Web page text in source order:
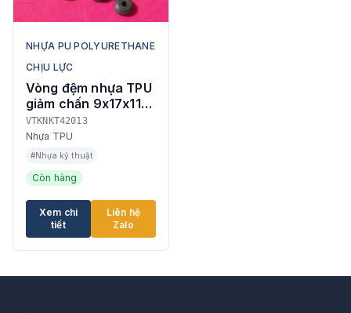
NHỰA PU POLYURETHANE
CHỊU LỰC
Vòng đệm nhựa TPU
giảm chấn 9x17x11
đàn hồi ổn định
VTKNKT42013
Nhựa TPU
#Nhựa kỹ thuật
Còn hàng
Xem chi
tiết
Liên hệ
Zalo